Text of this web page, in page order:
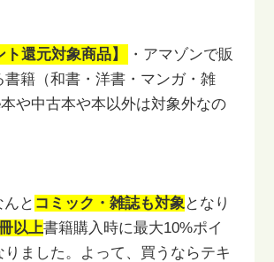
ト還元対象商品】
・アマゾンで販
書籍（和書・洋書・マンガ・雑
や中古本や本以外は対象外なの
と コミック・雑誌も対象 となり
以上書籍購入時に最大10%ポイ
ました。よって、 買うならテキ